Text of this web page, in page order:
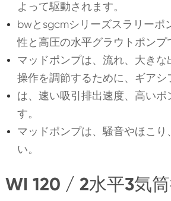
よって駆動されます。
bwとsgcmシリーズスラリーポ
性と高圧の水平グラウトポンプ
マッドポンプは、流れ、大きな
操作を調節するために、ギアシ
は、速い吸引排出速度、高いポ
す。
マッドポンプは、騒音やほこり
い。
WI 120 / 2水平3気